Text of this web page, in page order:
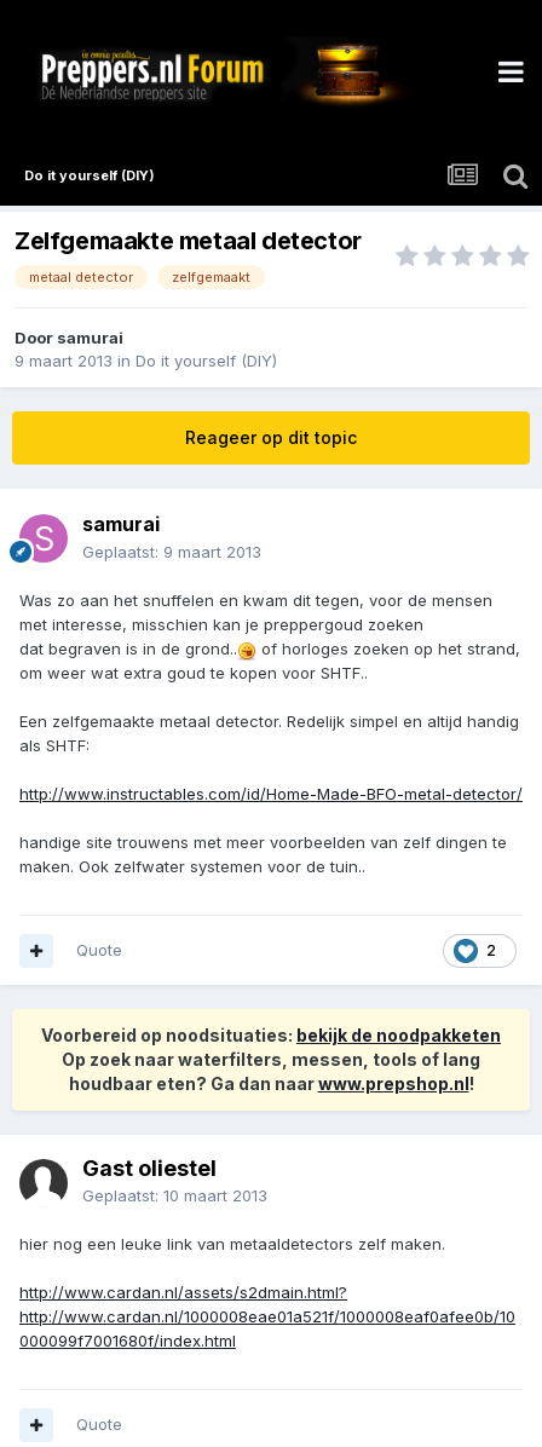
Do it yourself (DIY)
Zelfgemaakte metaal detector
metaal detector zelfgemaakt
Door samurai
9 maart 2013 in Do it yourself (DIY)
Reageer op dit topic
samurai
Geplaatst: 9 maart 2013
Was zo aan het snuffelen en kwam dit tegen, voor de mensen
met interesse, misschien kan je preppergoud zoeken
dat begraven is in de grond..
of horloges zoeken op het strand,
om weer wat extra goud te kopen voor SHTF..
Een zelfgemaakte metaal detector. Redelijk simpel en altijd handig
als SHTF:
http://www.instructables.com/id/Home-Made-BFO-metal-detector/
handige site trouwens met meer voorbeelden van zelf dingen te
maken. Ook zelfwater systemen voor de tuin..
2
Quote
Voorbereid op noodsituaties: bekijk de noodpakketen
Op zoek naar waterfilters, messen, tools of lang
houdbaar eten? Ga dan naarwww.prepshop.nl!
Gast oliestel
Geplaatst: 10 maart 2013
hier nog een leuke link van metaaldetectors zelf maken.
http://www.cardan.nl/assets/s2dmain.html?
http://www.cardan.nl/1000008eae01a521f/1000008eaf0afee0b/10
000099f7001680f/index.html
Quote